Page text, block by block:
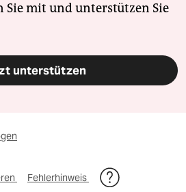
Sie mit und unterstützen Sie
unterstützen
Fehlerhinweis